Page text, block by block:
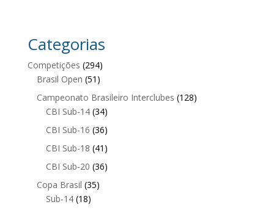
Categorias
Competições (294)
Brasil Open (51)
Campeonato Brasileiro Interclubes (128)
CBI Sub-14(34)
CBI Sub-16 (36)
CBI Sub-18 (41)
CBI Sub-20 (36)
Copa Brasil (35)
Sub-14(18)